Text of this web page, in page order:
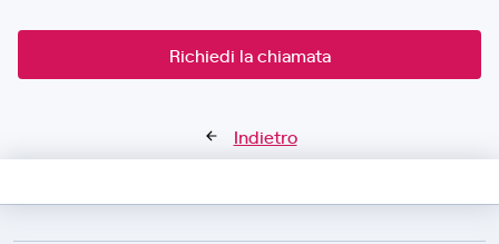
Richiedi la chiamata
Indietro